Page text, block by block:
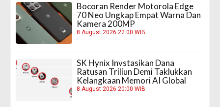
Bocoran Render Motorola Edge
70 Neo Ungkap Empat Warna Dan
Kamera 200MP
8 August 2026 22:00 WIB
SK Hynix Invstasikan Dana
Ratusan Triliun Demi Taklukkan
Kelangkaan Memori AI Global
8 August 2026 20:00 WIB